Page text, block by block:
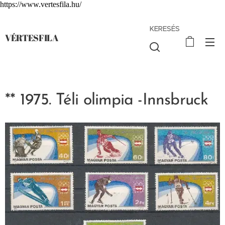
https://www.vertesfila.hu/
VÉRTESFILA
KERESÉS
** 1975. Téli olimpia -Innsbruck